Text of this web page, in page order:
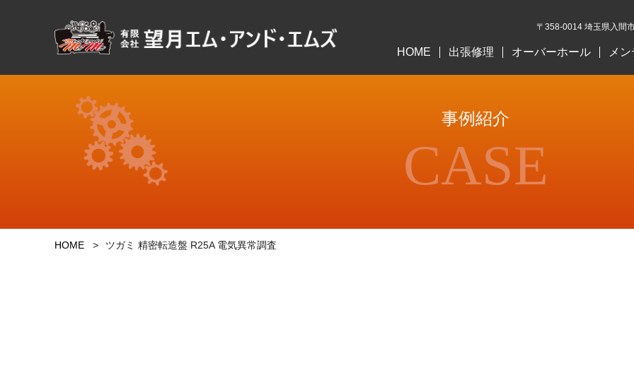
〒358-0014 埼玉県入間
HOME 出張修理 オーバーホール メ
事例紹介
CASE
HOME ツガミ 精密転造盤 R25A 電気異常調査